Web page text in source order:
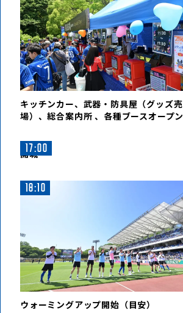
キッチンカー、武器・防具屋（グッズ売
場）、総合案内所 、各種ブースオープン
17:00
開城
18:10
ウォーミングアップ開始（目安）